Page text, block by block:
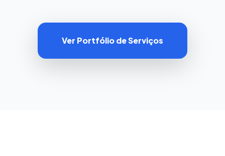
Ver Portfólio de Serviços